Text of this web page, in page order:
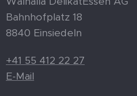
Bahnhofplatz 18
8840 Einsiedeln
+41 55 412 22 27
E-Mail